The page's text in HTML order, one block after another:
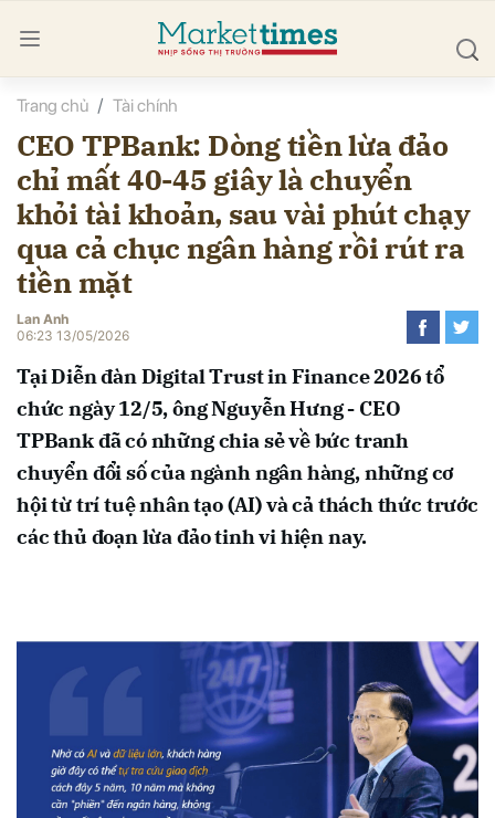
Trang chủ Tài chính
CEO TPBank: Dòng tiền lừa đảo
chỉ mất 40-45 giây là chuyển
khỏi tài khoản, sau vài phút chạy
qua cả chục ngân hàng rồi rút ra
tiền mặt
Lan Anh
06:23 13/05/2026
Tại Diễn đàn Digital Trust in Finance 2026 tổ
chức ngày 12/5, ông Nguyễn Hưng - CEO
TPBank đã có những chia sẻ về bức tranh
chuyển đổi số của ngành ngân hàng, những cơ
hội từ trí tuệ nhân tạo (AI) và cả thách thức trước
các thủ đoạn lừa đảo tinh vi hiện nay.
luận